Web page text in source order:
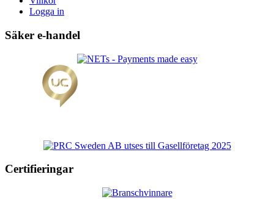
Logga in
Säker e-handel
Certifieringar